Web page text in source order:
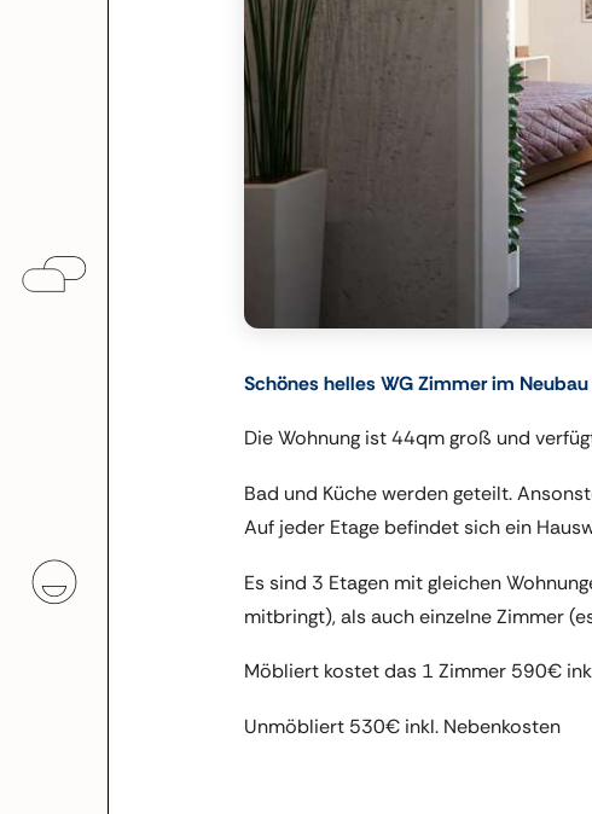
Schönes helles WG Zimmer im
Die Wohnung ist 44qm groß und
Bad und Küche werden geteilt.
Auf jeder Etage befindet sich ein
Es sind 3 Etagen mit gleichen
mitbringt), als auch einzelne Zimmer
Möbliert kostet das 1 Zimmer 590€
Unmöbliert 530€ inkl. Nebenkosten